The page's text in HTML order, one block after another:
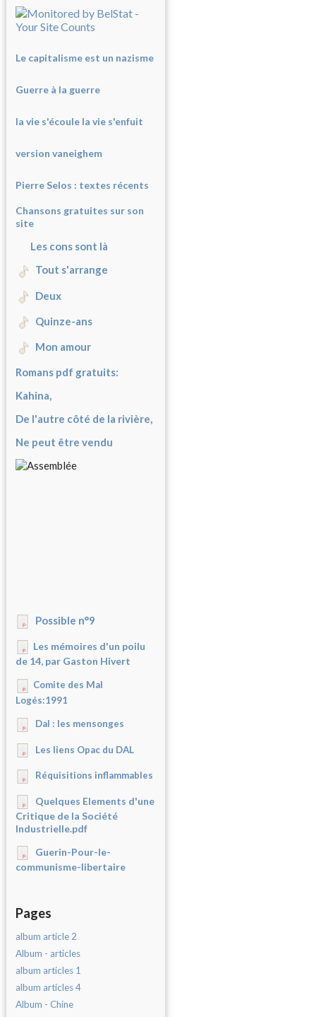
Le capitalisme est un nazisme
Guerre à la guerre
la vie s'écoule la vie s'enfuit
version vaneighem
Pierre Selos : textes récents
Chansons gratuites sur son
site
Les cons sont là
Tout s'arrange
Deux
Quinze-ans
Mon amour
Romans pdf gratuits:
Kahina,
De l'autre côté de la rivière,
Ne peut être vendu
Possible n°9
Les mémoires d'un poilu
de 14, par Gaston Hivert
Comite des Mal
Logés:1991
Dal : les mensonges
Les liens Opac du DAL
Réquisitions inflammables
Quelques Elements d'une
Critique de la Société
Industrielle.pdf
Guerin-Pour-le-
communisme-libertaire
Pages
album article 2
Album - articles
album articles 1
album articles 4
Album - Chine